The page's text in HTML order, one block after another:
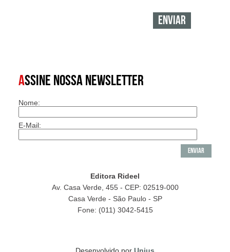
ASSINE NOSSA NEWSLETTER
Nome:
E-Mail:
Editora Rideel
Av. Casa Verde, 455 - CEP: 02519-000
Casa Verde - São Paulo - SP
Fone: (011) 3042-5415